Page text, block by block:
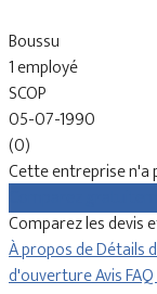
Boussu
1 employé
SCOP
05-07-1990
(0)
Cette entreprise n'a
Comparez les devis
À propos deDétails
d'ouvertureAvis